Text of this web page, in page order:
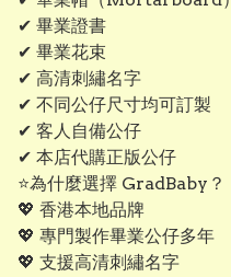
✔ 畢業證書
✔ 畢業花束
✔ 高清刺繡名字
✔ 不同公仔尺寸均可訂製
✔ 客人自備公仔
✔ 本店代購正版公仔
⭐為什麼選擇 GradBaby？
💖 香港本地品牌
💖 專門製作畢業公仔多年
💖 支援高清刺繡名字